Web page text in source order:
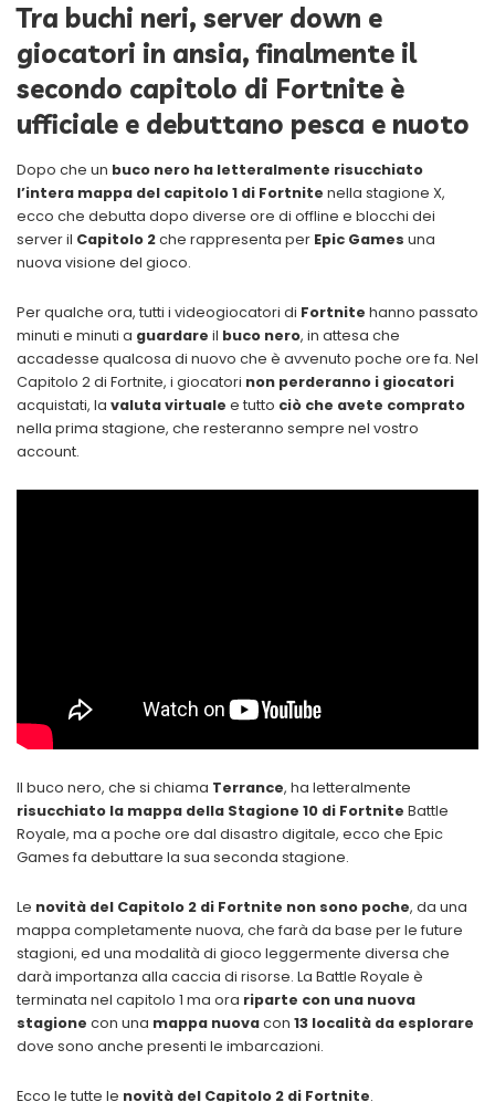
Tra buchi neri, server down e
giocatori in ansia, finalmente il
secondo capitolo di Fortnite è
ufficiale e debuttano pesca e nuoto
Dopo che un buco nero ha letteralmente risucchiato
l’intera mappa del capitolo 1 di Fortnite nella stagione X,
ecco che debutta dopo diverse ore di offline e blocchi dei
server il Capitolo 2che rappresenta per Epic Games una
nuova visione del gioco.
Per qualche ora, tutti i videogiocatori di Fortnite hanno passato
minuti e minuti a guardare il buco nero, in attesa che
accadesse qualcosa di nuovo che è avvenuto poche ore fa. Nel
Capitolo 2 di Fortnite, i giocatori non perderanno i giocatori
acquistati, la valuta virtuale e tutto ciò che avete comprato
nella prima stagione, che resteranno sempre nel vostro
account.
Il buco nero, che si chiama Terrance, ha letteralmente
risucchiato la mappa della Stagione 10 di Fortnite Battle
Royale, ma a poche ore dal disastro digitale, ecco che Epic
Games fa debuttare la sua seconda stagione.
Le novità del Capitolo 2 di Fortnite non sono poche, da una
mappa completamente nuova, che farà da base per le future
stagioni, ed una modalità di gioco leggermente diversa che
darà importanza alla caccia di risorse. La Battle Royale è
terminata nel capitolo 1 ma ora riparte con una nuova
stagione con una mappa nuovacon 13 località da esplorare
dove sono anche presenti le imbarcazioni.
Ecco le tutte le novità del Capitolo 2 di Fortnite.